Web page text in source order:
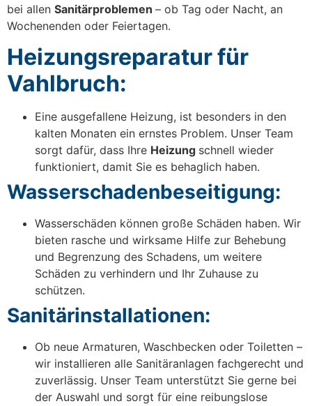
bei allen Sanitärproblemen – ob Tag oder Nacht, an
Wochenenden oder Feiertagen.
Heizungsreparatur für
Vahlbruch:
Eine ausgefallene Heizung, ist besonders in den
kalten Monaten ein ernstes Problem. Unser Team
sorgt dafür, dass Ihre Heizung schnell wieder
funktioniert, damit Sie es behaglich haben.
Wasserschadenbeseitigung:
Wasserschäden können große Schäden haben. Wir
bieten rasche und wirksame Hilfe zur Behebung
und Begrenzung des Schadens, um weitere
Schäden zu verhindern und Ihr Zuhause zu
schützen.
Sanitärinstallationen:
Ob neue Armaturen, Waschbecken oder Toiletten –
wir installieren alle Sanitäranlagen fachgerecht und
zuverlässig. Unser Team unterstützt Sie gerne bei
der Auswahl und sorgt für eine reibungslose